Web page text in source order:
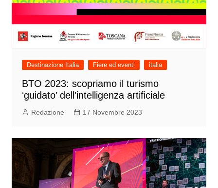
Destinazione Italia Fiere ed eventi italia
BTO 2023: scopriamo il turismo
‘guidato’ dell’intelligenza artificiale
Redazione 17 Novembre 2023